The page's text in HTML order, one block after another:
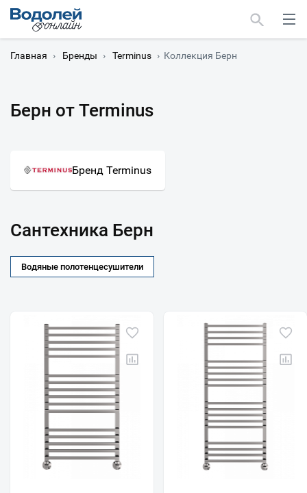
Главная › Бренды › Terminus › Коллекция Берн
Берн от Terminus
Бренд Terminus
Сантехника Берн
Водяные полотенцесушители